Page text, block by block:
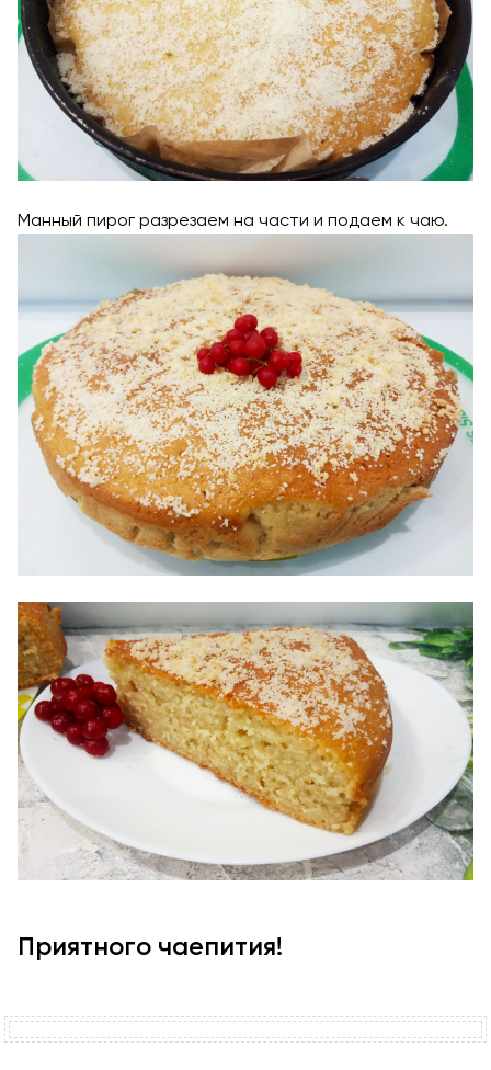
Манный пирог разрезаем на части и подаем к чаю.
Приятного чаепития!